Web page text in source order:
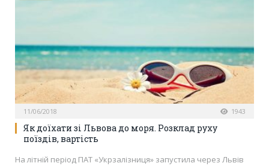
11/06/2018 1943
Як доїхати зі Львова до моря. Розклад руху
поїздів, вартість
На літній період ПАТ «Укрзалізниця» запустила через Львів